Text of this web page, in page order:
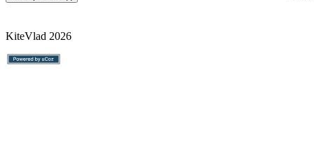
KiteVlad 2026